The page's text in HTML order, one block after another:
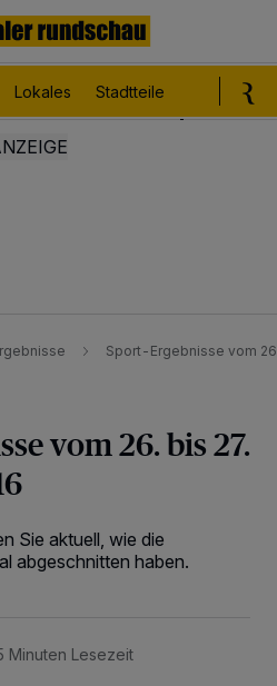
Lokales Stadtteile
Sport-Ergebnisse vom
vom 26. bis 27.
Sie aktuell, wie die
abgeschnitten haben.
Minuten Lesezeit